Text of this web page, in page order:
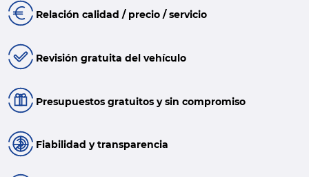
Relación calidad / precio / servicio
Revisión gratuita del vehículo
Presupuestos gratuitos y sin compromiso
Fiabilidad y transparencia